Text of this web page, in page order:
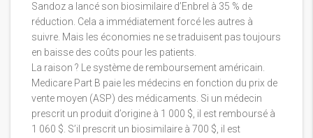
Sandoz a lancé son biosimilaire d’Enbrel à 35 % de
réduction. Cela a immédiatement forcé les autres à
suivre. Mais les économies ne se traduisent pas toujours
en baisse des coûts pour les patients.
La raison ? Le système de remboursement américain.
Medicare Part B paie les médecins en fonction du prix de
vente moyen (ASP) des médicaments. Si un médecin
prescrit un produit d’origine à 1 000 $, il est remboursé à
1 060 $. S’il prescrit un biosimilaire à 700 $, il est